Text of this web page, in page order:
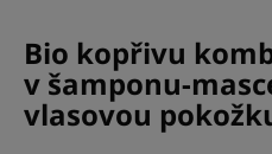
Bio kopřivu
v šamponu-
vlasovou